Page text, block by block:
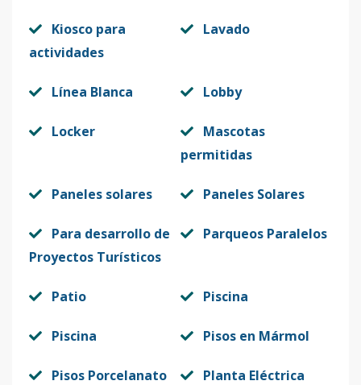
Kiosco para
actividades
Lavado
Línea Blanca Lobby
Locker
Mascotas
permitidas
Paneles solares Paneles Solares
Para desarrollo de
Proyectos Turísticos
Parqueos Paralelos
Patio Piscina
Piscina Pisos en Mármol
Pisos Porcelanato Planta Eléctrica